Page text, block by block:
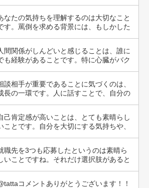
なたの気持ちを理解するのは大切なこと
す。罵倒を求める背景には、もしかした
間関係がしんどいと感じることは、誰に
も経験があることです。特に心臓がバク
談相手が重要であることに気づくのは、
長の一環です。人に話すことで、自分の
己肯定感が高いことは、とても素晴らし
ことです。自分を大切にする気持ちや、
職先を3つも応募したというのは素晴ら
いことですね。それだけ選択肢があると
コメントありがとうございます！！